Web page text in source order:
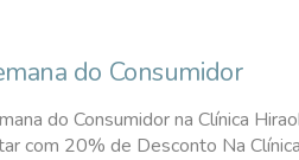
do Consumidor
do Consumidor na Clínica
com 20% de Desconto Na